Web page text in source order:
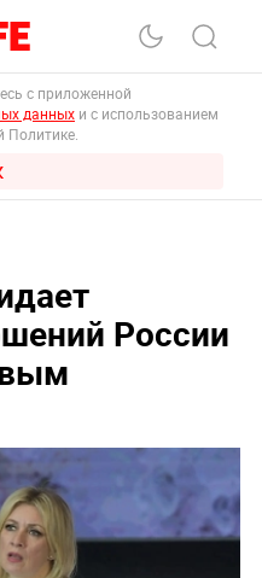
с приложенной
данных и с использованием
Политике.
России